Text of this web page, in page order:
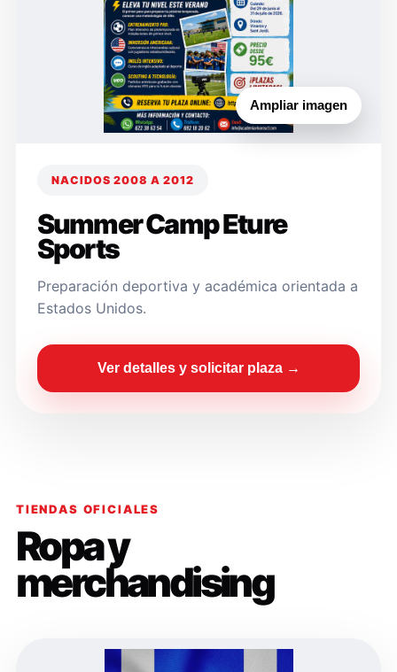
Ampliar imagen
NACIDOS 2008 A 2012
Summer Camp Eture
Sports
Preparación deportiva y académica orientada a
Estados Unidos.
Ver detalles y solicitar plaza →
TIENDAS OFICIALES
Ropa y
merchandising